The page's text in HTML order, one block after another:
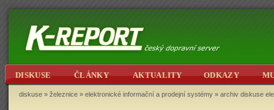
DISKUSE ČLÁNKY AKTUALITY ODKAZY
diskuse » železnice » elektronické informační a prodejní systémy » archiv diskuse